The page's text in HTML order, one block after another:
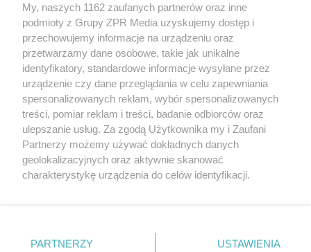
Żaden utwór zamieszczony w serwisie nie może być powielany i
rozpowszechniany lub dalej rozpowszechniany w jakikolwiek sposób (w
tym także elektroniczny lub mechaniczny) na jakimkolwiek polu
eksploatacji w jakiejkolwiek formie, włącznie z umieszczaniem w
Internecie bez pisemnej zgody właściciela praw. Jakiekolwiek użycie lub
wykorzystanie utworów w całości lub w części z naruszeniem prawa,
tzn. bez właściwej zgody, jest zabronione pod groźbą kary i może być
ścigane prawnie.
My, naszych 1162 zaufanych partnerów oraz inne
podmioty z Grupy ZPR Media uzyskujemy dostęp i
przechowujemy informacje na urządzeniu oraz
przetwarzamy dane osobowe, takie jak unikalne
identyfikatory, standardowe informacje wysyłane przez
urządzenie czy dane przeglądania w celu zapewniania
spersonalizowanych reklam, wybór spersonalizowanych
treści, pomiar reklam i treści, badanie odbiorców oraz
ulepszanie usług. Za zgodą Użytkownika my i Zaufani
Partnerzy możemy używać dokładnych danych
geolokalizacyjnych oraz aktywnie skanować
charakterystykę urządzenia do celów identyfikacji.
zmienić/wycofać klikając przycisk ustawień prywatności
PARTNERZY USTAWIENIA